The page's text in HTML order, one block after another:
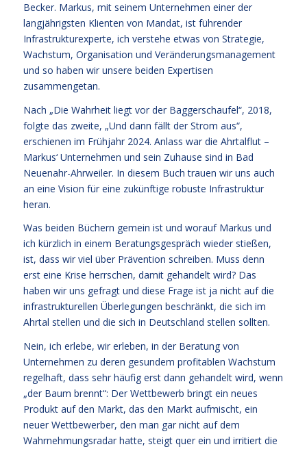
Becker. Markus, mit seinem Unternehmen einer der
langjährigsten Klienten von Mandat, ist führender
Infrastrukturexperte, ich verstehe etwas von Strategie,
Wachstum, Organisation und Veränderungsmanagement
und so haben wir unsere beiden Expertisen
zusammengetan.
Nach „Die Wahrheit liegt vor der Baggerschaufel“, 2018,
folgte das zweite, „Und dann fällt der Strom aus“,
erschienen im Frühjahr 2024. Anlass war die Ahrtalflut –
Markus‘ Unternehmen und sein Zuhause sind in Bad
Neuenahr-Ahrweiler. In diesem Buch trauen wir uns auch
an eine Vision für eine zukünftige robuste Infrastruktur
heran.
Was beiden Büchern gemein ist und worauf Markus und
ich kürzlich in einem Beratungsgespräch wieder stießen,
ist, dass wir viel über Prävention schreiben. Muss denn
erst eine Krise herrschen, damit gehandelt wird? Das
haben wir uns gefragt und diese Frage ist ja nicht auf die
infrastrukturellen Überlegungen beschränkt, die sich im
Ahrtal stellen und die sich in Deutschland stellen sollten.
Nein, ich erlebe, wir erleben, in der Beratung von
Unternehmen zu deren gesundem profitablen Wachstum
regelhaft, dass sehr häufig erst dann gehandelt wird, wenn
„der Baum brennt“: Der Wettbewerb bringt ein neues
Produkt auf den Markt, das den Markt aufmischt, ein
neuer Wettbewerber, den man gar nicht auf dem
Wahrnehmungsradar hatte, steigt quer ein und irritiert die